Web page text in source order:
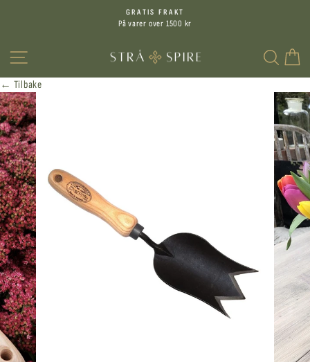
Sett
pause
GRATIS FRAKT
På varer over 1500 kr
SØK
← Tilbake